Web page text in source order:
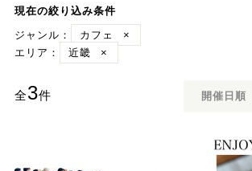
現在の絞り込み条件
ジャンル：
カフェ
×
エリア：
近畿 ×
全3件 開催日順